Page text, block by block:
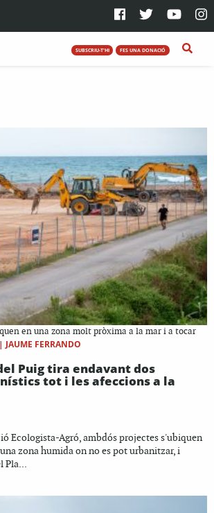
SUBSCRIU-T'HI FES UNA DONACIÓ
en una zona molt pròxima a la mar i a tocar
| JAUME FERRANDO
Puig tira endavant dos
tot i les afeccions a la
Ecologista-Agró, ambdós projectes s'ubiquen
zona humida on no es pot urbanitzar, i
Pla...